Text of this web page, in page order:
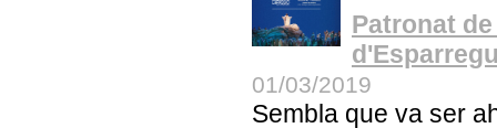
Patronat
01/03/2019
Sembla que va ser